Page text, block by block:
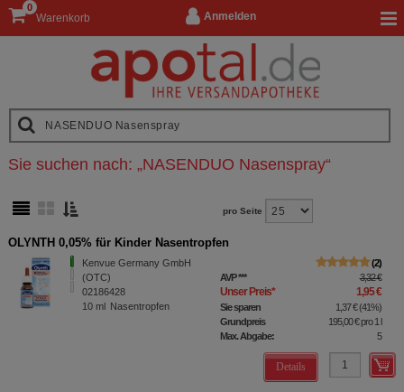
Anmelden
Warenkorb
0
Sie suchen nach: „NASENDUO Nasenspray“
pro Seite
OLYNTH 0,05% für Kinder Nasentropfen
Kenvue Germany GmbH
(OTC)
02186428
10 ml Nasentropfen
2
AVP*** 3,32 €
Unser Preis* 1,95 €
Sie sparen 1,37 €(41%)
Grundpreis
195,00 €pro 1 l
Max. Abgabe:
5
Details